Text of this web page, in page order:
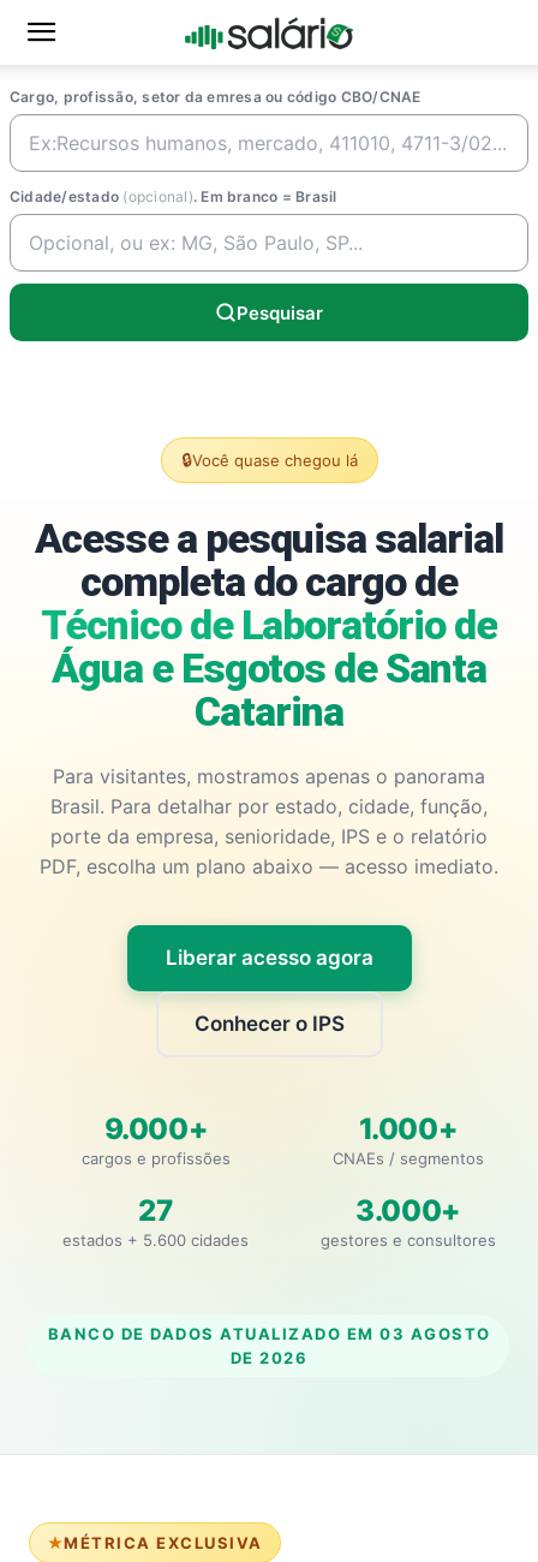
Cargo, profissão, setor da emresa ou código CBO/CNAE
Cidade/estado (opcional). Em branco = Brasil
Pesquisar
🔒Você quase chegou lá
Acesse a pesquisa salarial
completa do cargo de
Técnico de Laboratório de
Água e Esgotos de Santa
Catarina
Para visitantes, mostramos apenas o panorama
Brasil. Para detalhar por estado, cidade, função,
porte da empresa, senioridade, IPS e o relatório
PDF, escolha um plano abaixo — acesso imediato.
Liberar acesso agora
Conhecer o IPS
9.000+
cargos e profissões
1.000+
CNAEs / segmentos
27
estados + 5.600 cidades
3.000+
gestores e consultores
BANCO DE DADOS ATUALIZADO EM 03 AGOSTO
DE 2026
MÉTRICA EXCLUSIVA